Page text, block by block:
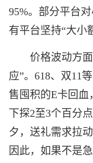
95%。部分平台
有平台坚持“大小
价格波动方
应”。618、双11
售囤积的E卡回
下探2至3个百分
夕，送礼需求拉
因此，如果不是